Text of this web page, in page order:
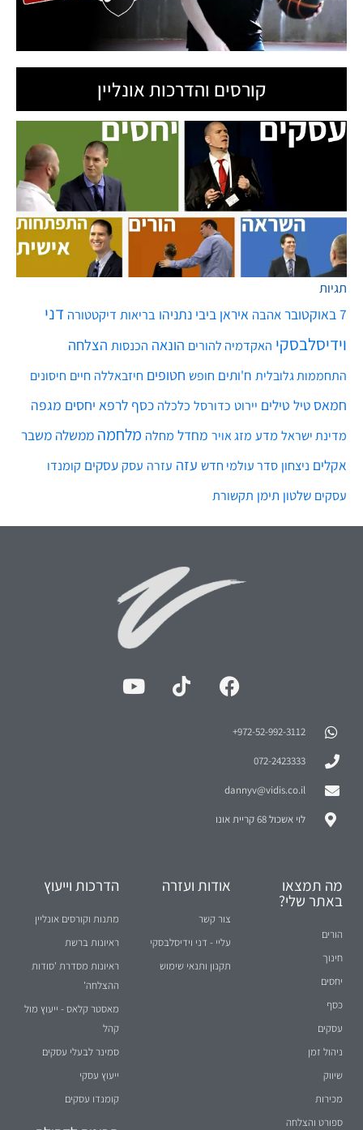
קורסים והדרכות אונליין
תגיות
7 באוקטובר אהבה איראן ביבי נתניהו בריאות דיקטטורה דני
וידיסלבסקי האקדמיה להורים הונאה הכנסות הצלחה
התחממות גלובלית ח'ותים חופש חטופים חיזבאללה חיים חיסונים
חמאס טיל טילים יירוט כדורסל כלכלה כסף לרפא יחסים מגפה
מדינת ישראל מדע מזג אויר מחדל מחלה מלחמה ממשלה משבר
אקלים ניצחון סדר עולמי חדש עזה עזרה עסק עסקים קומנדו
עסקים שלטון תימן תקשורת
972-52-992-3112⁩+
072-2423333
dannyv@vidis.co.il
לוי אשכול 68 קריית אונו
מה תמצאו
באתר שלי?
הורים
חינוך
יחסים
כסף
עסקים
ניהול זמן
שיווק
מכירות
ספורט והצלחה
אודות ועזרה
צור קשר
עליי - דני וידיסלבסקי
תקנון ותנאי שימוש
הדרכות וייעוץ
מתנות וקורסים אונליין
ראיונות ברשת
ראיונות מסדרת 'סודות
ההצלחה'
מאסטר קלאס - ייעוץ מול
קהל
סמינר לבעלי עסקים
ייעוץ עסקי
קומנדו עסקים